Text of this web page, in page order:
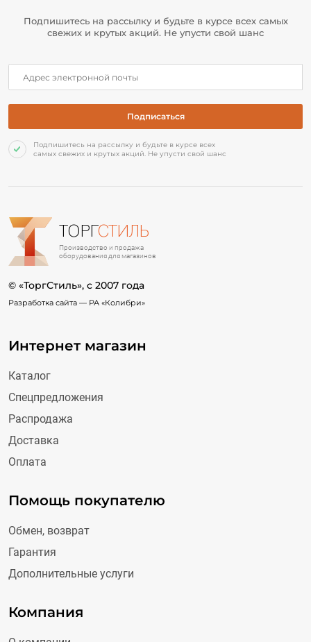
Подпишитесь на рассылку и будьте в курсе всех самых
свежих и крутых акций. Не упусти свой шанс
Подпишитесь на рассылку и будьте в курсе всех
самых свежих и крутых акций. Не упусти свой шанс
ТОРГСТИЛЬ
Производство и продажа
оборудования для магазинов
© «ТоргСтиль», c 2007 года
Разработка сайта — РА «Колибри»
Интернет магазин
Каталог
Спецпредложения
Распродажа
Доставка
Оплата
Помощь покупателю
Обмен, возврат
Гарантия
Дополнительные услуги
Компания